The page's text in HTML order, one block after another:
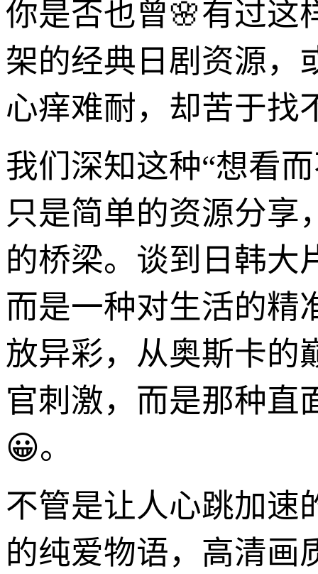
你是否也曾🌸有过这
架的经典日剧资源，
心痒难耐，却苦于找
我们深知这种“想看
只是简单的资源分享
的桥梁。谈到日韩大
而是一种对生活的精
放异彩，从奥斯卡的
官刺激，而是那种直
😀。
不管是让人心跳加速
的纯爱物语，高清画